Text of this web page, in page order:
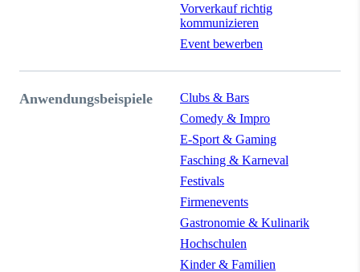
Vorverkauf richtig
kommunizieren
Event bewerben
Anwendungsbeispiele
Clubs & Bars
Comedy & Impro
E-Sport & Gaming
Fasching & Karneval
Festivals
Firmenevents
Gastronomie & Kulinarik
Hochschulen
Kinder & Familien